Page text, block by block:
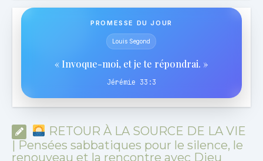
PROMESSE DU JOUR
Louis Segond
« Invoque-moi, et je te répondrai. »
Jérémie 33:3
RETOUR À LA SOURCE DE LA VIE
| Pensées sabbatiques pour le silence, le
renouveau et la rencontre avec Dieu